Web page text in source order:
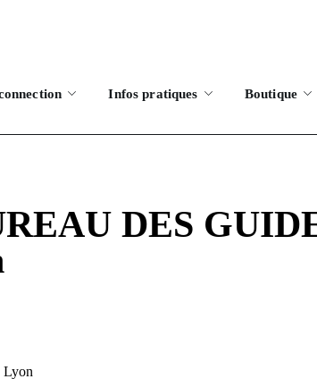
Infos pratiques Boutique
DES
Lyon